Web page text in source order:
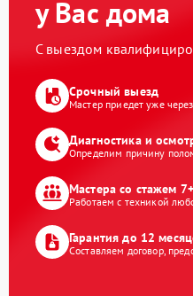
у Вас дома
С выездом
Срочный выезд
Мастер приедет уже
Диагностика и
Определим причину
Мастера со стажем
Работаем с техникой
Гарантия до 12
Составляем договор,